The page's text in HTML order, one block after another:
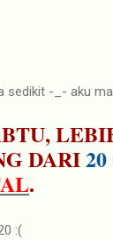
sedikit -_- aku
DARI
.
:(